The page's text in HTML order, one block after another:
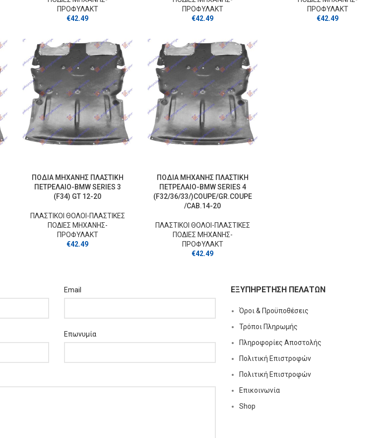
ΠΡΟΦΥΛΑΚΤ
€42.49
ΠΡΟΦΥΛΑΚΤ
€42.49
ΠΡΟΦΥΛΑΚΤ
€42.49
ΠΟΔΙΑ ΜΗΧΑΝΗΣ ΠΛΑΣΤΙΚΗ
ΠΕΤΡΕΛΑΙΟ-BMW SERIES 3
(F34) GT 12-20
ΠΛΑΣΤΙΚΟΙ ΘΟΛΟΙ-ΠΛΑΣΤΙΚΕΣ
ΠΟΔΙΕΣ ΜΗΧΑΝΗΣ-
ΠΡΟΦΥΛΑΚΤ
€42.49
ΠΟΔΙΑ ΜΗΧΑΝΗΣ ΠΛΑΣΤΙΚΗ
ΠΕΤΡΕΛΑΙΟ-BMW SERIES 4
(F32/36/33/)COUPE/GR.COUPE
/CAB.14-20
ΠΛΑΣΤΙΚΟΙ ΘΟΛΟΙ-ΠΛΑΣΤΙΚΕΣ
ΠΟΔΙΕΣ ΜΗΧΑΝΗΣ-
ΠΡΟΦΥΛΑΚΤ
€42.49
Email
Επωνυμία
ΕΞΥΠΗΡΕΤΗΣΗ ΠΕΛΑΤΩΝ
Όροι & Προϋποθέσεις
Τρόποι Πληρωμής
Πληροφορίες Αποστολής
Πολιτική Επιστροφών
Πολιτική Επιστροφών
Επικοινωνία
Shop